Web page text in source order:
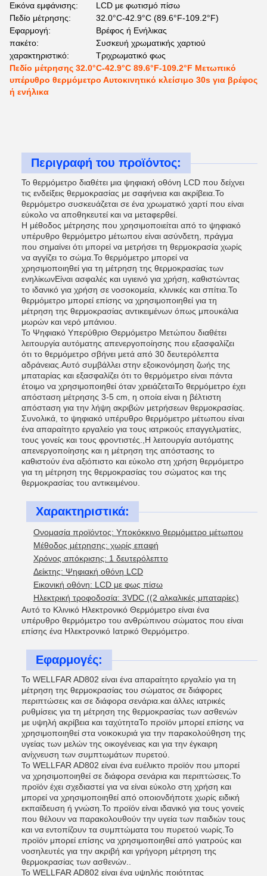
Εικόνα εμφάνισης:
LCD με φωτισμό πίσω
Πεδίο μέτρησης:
32.0°C-42.9°C (89.6°F-109.2°F)
Εφαρμογή:
Βρέφος ή Ενήλικας
πακέτο:
Συσκευή χρωματικής χαρτιού
χαρακτηριστικό:
Τριχρωματικό φως
Πεδίο μέτρησης 32.0°C-42.9°C 89.6°F-109.2°F Μετωπικό
υπέρυθρο θερμόμετρο Αυτοκινητικό κλείσιμο 30s για βρέφος
ή ενήλικα
Περιγραφή του προϊόντος:
Το θερμόμετρο διαθέτει μια ψηφιακή οθόνη LCD που δείχνει
τις ενδείξεις θερμοκρασίας με σαφήνεια και ακρίβεια.Το
θερμόμετρο συσκευάζεται σε ένα χρωματικό χαρτί που είναι
εύκολο να αποθηκευτεί και να μεταφερθεί.
Η μέθοδος μέτρησης που χρησιμοποιείται από το ψηφιακό
υπέρυθρο θερμόμετρο μέτωπου είναι ασύνδετη, πράγμα
που σημαίνει ότι μπορεί να μετρήσει τη θερμοκρασία χωρίς
να αγγίζει το σώμα.Το θερμόμετρο μπορεί να
χρησιμοποιηθεί για τη μέτρηση της θερμοκρασίας των
ενηλίκωνΕίναι ασφαλές και υγιεινό για χρήση, καθιστώντας
το ιδανικό για χρήση σε νοσοκομεία, κλινικές και σπίτια.Το
θερμόμετρο μπορεί επίσης να χρησιμοποιηθεί για τη
μέτρηση της θερμοκρασίας αντικειμένων όπως μπουκάλια
μωρών και νερό μπάνιου.
Το Ψηφιακό Υπερύθριο Θερμόμετρο Μετώπου διαθέτει
λειτουργία αυτόματης απενεργοποίησης που εξασφαλίζει
ότι το θερμόμετρο σβήνει μετά από 30 δευτερόλεπτα
αδράνειας.Αυτό συμβάλλει στην εξοικονόμηση ζωής της
μπαταρίας και εξασφαλίζει ότι το θερμόμετρο είναι πάντα
έτοιμο να χρησιμοποιηθεί όταν χρειάζεταιΤο θερμόμετρο έχει
απόσταση μέτρησης 3-5 cm, η οποία είναι η βέλτιστη
απόσταση για την λήψη ακριβών μετρήσεων θερμοκρασίας.
Συνολικά, το ψηφιακό υπέρυθρο θερμόμετρο μέτωπου είναι
ένα απαραίτητο εργαλείο για τους ιατρικούς επαγγελματίες,
τους γονείς και τους φροντιστές.,Η λειτουργία αυτόματης
απενεργοποίησης και η μέτρηση της απόστασης το
καθιστούν ένα αξιόπιστο και εύκολο στη χρήση θερμόμετρο
για τη μέτρηση της θερμοκρασίας του σώματος και της
θερμοκρασίας του αντικειμένου.
Χαρακτηριστικά:
Ονομασία προϊόντος: Υποκόκκινο θερμόμετρο μέτωπου
Μέθοδος μέτρησης: χωρίς επαφή
Χρόνος απόκρισης: 1 δευτερόλεπτο
Δείκτης: Ψηφιακή οθόνη LCD
Εικονική οθόνη: LCD με φως πίσω
Ηλεκτρική τροφοδοσία: 3VDC ((2 αλκαλικές μπαταρίες)
Αυτό το Κλινικό Ηλεκτρονικό Θερμόμετρο είναι ένα
υπέρυθρο θερμόμετρο του ανθρώπινου σώματος που είναι
επίσης ένα Ηλεκτρονικό Ιατρικό Θερμόμετρο.
Εφαρμογές:
Το WELLFAR AD802 είναι ένα απαραίτητο εργαλείο για τη
μέτρηση της θερμοκρασίας του σώματος σε διάφορες
περιπτώσεις και σε διάφορα σενάρια.και άλλες ιατρικές
ρυθμίσεις για τη μέτρηση της θερμοκρασίας των ασθενών
με υψηλή ακρίβεια και ταχύτηταΤο προϊόν μπορεί επίσης να
χρησιμοποιηθεί στα νοικοκυριά για την παρακολούθηση της
υγείας των μελών της οικογένειας και για την έγκαιρη
ανίχνευση των συμπτωμάτων πυρετού.
Το WELLFAR AD802 είναι ένα ευέλικτο προϊόν που μπορεί
να χρησιμοποιηθεί σε διάφορα σενάρια και περιπτώσεις.Το
προϊόν έχει σχεδιαστεί για να είναι εύκολο στη χρήση και
μπορεί να χρησιμοποιηθεί από οποιονδήποτε χωρίς ειδική
εκπαίδευση ή γνώση.Το προϊόν είναι ιδανικό για τους γονείς
που θέλουν να παρακολουθούν την υγεία των παιδιών τους
και να εντοπίζουν τα συμπτώματα του πυρετού νωρίς.Το
προϊόν μπορεί επίσης να χρησιμοποιηθεί από γιατρούς και
νοσηλευτές για την ακριβή και γρήγορη μέτρηση της
θερμοκρασίας των ασθενών..
Το WELLFAR AD802 είναι ένα υψηλής ποιότητας